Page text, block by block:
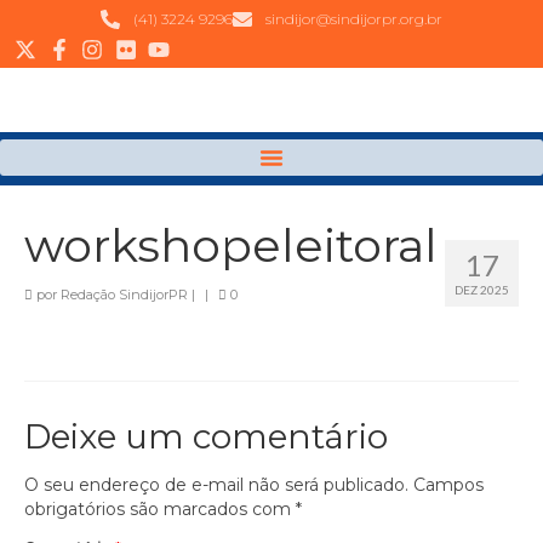
(41) 3224 9296 sindijor@sindijorpr.org.br
17
DEZ 2025
workshopeleitoral
por Redação SindijorPR | | 0
Deixe um comentário
O seu endereço de e-mail não será publicado. Campos
obrigatórios são marcados com *